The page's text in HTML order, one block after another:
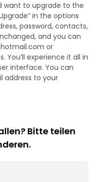
want to upgrade to the
in the options
password, contacts,
and you can
or
You’ll experience it all in
interface. You can
address to your
Bitte teilen